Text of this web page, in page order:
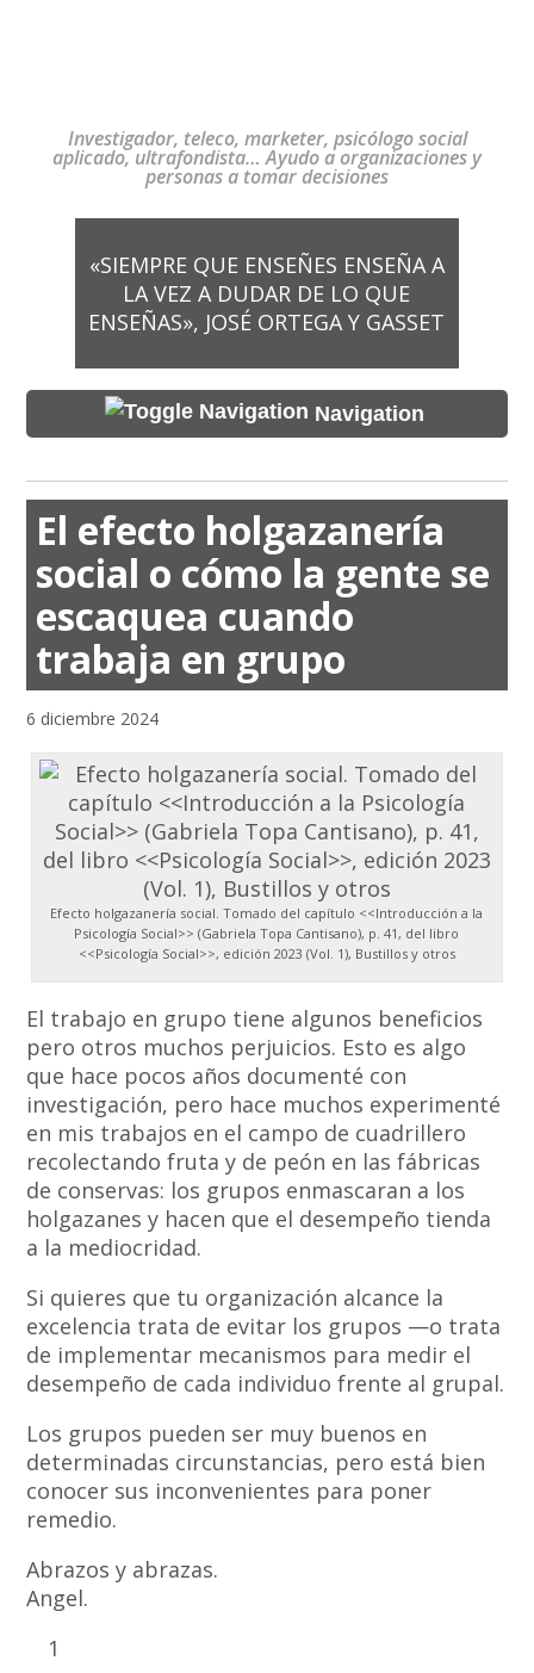
Investigador, teleco, marketer, psicólogo social
aplicado, ultrafondista… Ayudo a organizaciones y
personas a tomar decisiones
«SIEMPRE QUE ENSEÑES ENSEÑA A
LA VEZ A DUDAR DE LO QUE
ENSEÑAS», JOSÉ ORTEGA Y GASSET
Navigation
El efecto holgazanería
social o cómo la gente se
escaquea cuando
trabaja en grupo
6 diciembre 2024
Efecto holgazanería social. Tomado del capítulo <<Introducción a la
Psicología Social>> (Gabriela Topa Cantisano), p. 41, del libro
<<Psicología Social>>, edición 2023 (Vol. 1), Bustillos y otros
El trabajo en grupo tiene algunos beneficios
pero otros muchos perjuicios. Esto es algo
que hace pocos años documenté con
investigación, pero hace muchos experimenté
en mis trabajos en el campo de cuadrillero
recolectando fruta y de peón en las fábricas
de conservas: los grupos enmascaran a los
holgazanes y hacen que el desempeño tienda
a la mediocridad.
Si quieres que tu organización alcance la
excelencia trata de evitar los grupos —o trata
de implementar mecanismos para medir el
desempeño de cada individuo frente al grupal.
Los grupos pueden ser muy buenos en
determinadas circunstancias, pero está bien
conocer sus inconvenientes para poner
remedio.
Abrazos y abrazas.
Angel.
1